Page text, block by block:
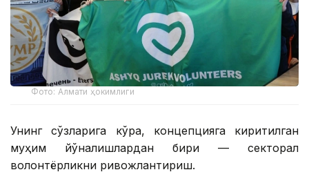
Фото: Алмати ҳокимлиги
Унинг сўзларига кўра, концепцияга киритилган
муҳим йўналишлардан бири — секторал
волонтёрликни ривожлантириш.